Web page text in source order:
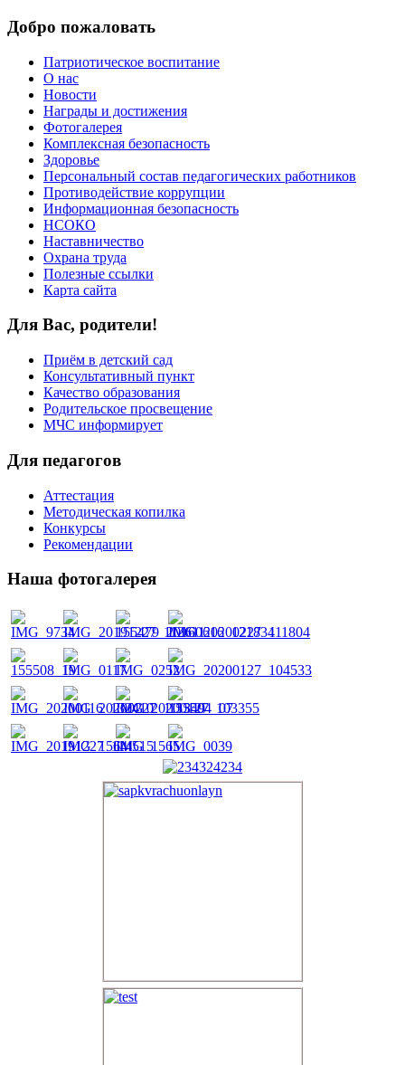
Добро пожаловать
Патриотическое воспитание
О нас
Новости
Награды и достижения
Фотогалерея
Комплексная безопасность
Здоровье
Персональный состав педагогических работников
Противодействие коррупции
Информационная безопасность
НСОКО
Наставничество
Охрана труда
Полезные ссылки
Карта сайта
Для Вас, родители!
Приём в детский сад
Консультативный пункт
Качество образования
Родительское просвещение
МЧС информирует
Для педагогов
Аттестация
Методическая копилка
Конкурсы
Рекомендации
Наша фотогалерея